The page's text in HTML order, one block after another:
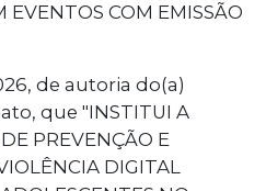
EVENTOS COM EMISSÃO
de autoria do(a)
que "INSTITUI A
PREVENÇÃO E
DIGITAL